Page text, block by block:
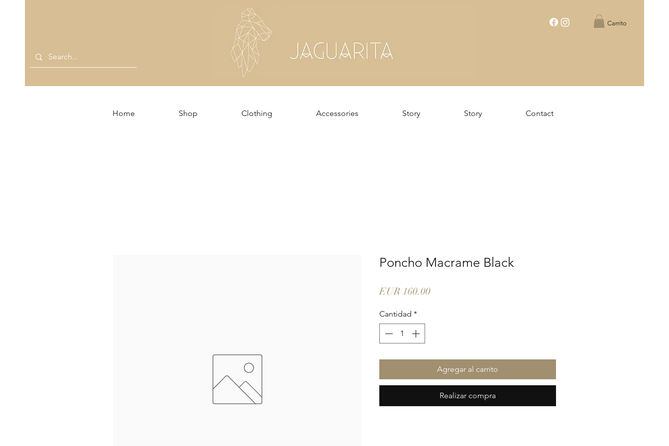
Carrito
Home Shop Clothing Accessories Story Story Contact
Poncho Macrame Black
EUR 160.00Precio
Cantidad *
Agregar al carrito
Realizar compra